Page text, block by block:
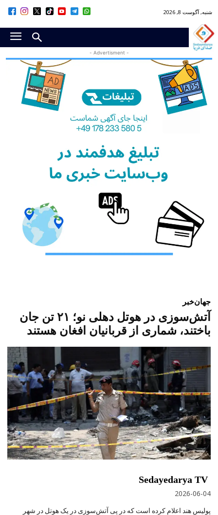
شنبه, آگوست 8, 2026
- Advertisment -
جهانخبر
آتش‌سوزی در هوتل دهلی نو؛ ۲۱ تن جان
باختند، شماری از قربانیان افغان هستند
Sedayedarya TV
2026-06-04
پولیس هند اعلام کرده است که در پی آتش‌سوزی در یک هوتل در شهر